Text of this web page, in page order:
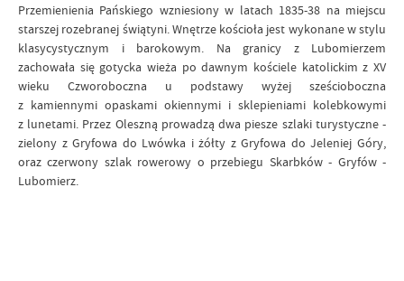
Przemienienia Pańskiego wzniesiony w latach 1835-38 na miejscu
starszej rozebranej świątyni. Wnętrze kościoła jest wykonane w stylu
klasycystycznym i barokowym. Na granicy z Lubomierzem
zachowała się gotycka wieża po dawnym kościele katolickim z XV
wieku Czworoboczna u podstawy wyżej sześcioboczna
z kamiennymi opaskami okiennymi i sklepieniami kolebkowymi
z lunetami. Przez Oleszną prowadzą dwa piesze szlaki turystyczne -
zielony z Gryfowa do Lwówka i żółty z Gryfowa do Jeleniej Góry,
oraz czerwony szlak rowerowy o przebiegu Skarbków - Gryfów -
Lubomierz.